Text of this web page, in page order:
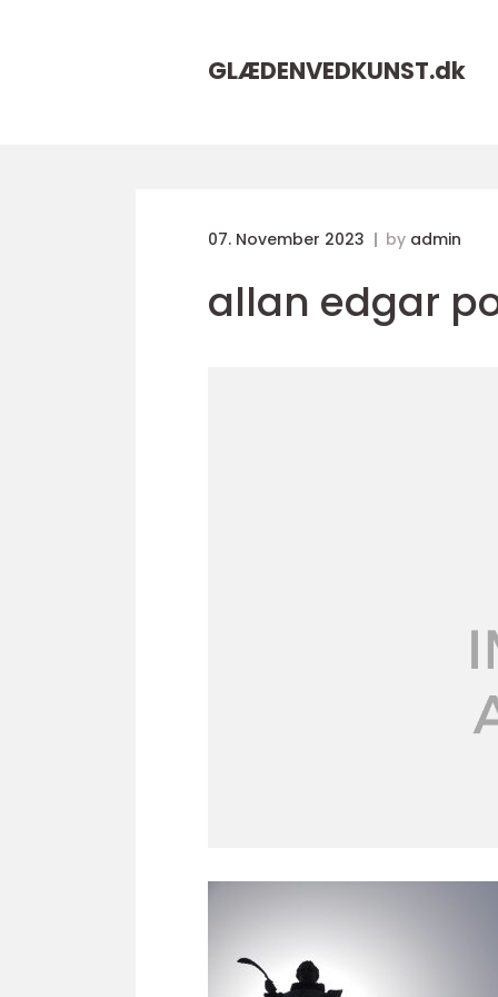
GLÆDENVEDKUNST.dk
07. November 2023 by admin
allan edgar